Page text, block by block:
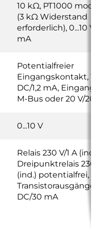
10 kΩ, PT1000
(3 kΩ Widerstand
erforderlich), 0...10 V,
mA
Potentialfreier
Eingangskontakt, 12
DC/1,2 mA, Eingang
M-Bus oder 20 V/20
0...10 V
Relais 230 V/1 A
Dreipunktrelais 230
(ind.) potentialfrei,
Transistorausgänge
DC/30 mA